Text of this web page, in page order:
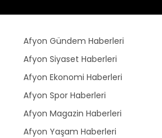
Afyon Gündem Haberleri
Afyon Siyaset Haberleri
Afyon Ekonomi Haberleri
Afyon Spor Haberleri
Afyon Magazin Haberleri
Afyon Yaşam Haberleri